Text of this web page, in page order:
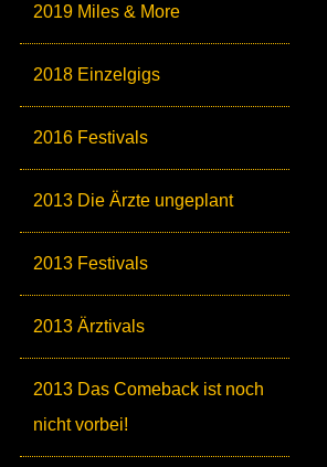
2019 Miles & More
2018 Einzelgigs
2016 Festivals
2013 Die Ärzte ungeplant
2013 Festivals
2013 Ärztivals
2013 Das Comeback ist noch
nicht vorbei!